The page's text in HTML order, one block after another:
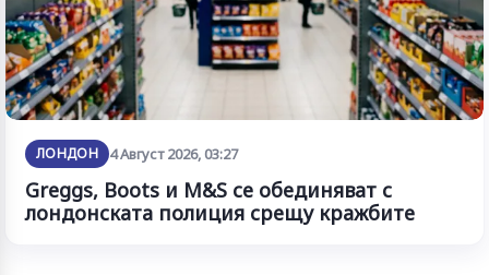
ЛОНДОН 4 Август 2026, 03:27
Greggs, Boots и M&S се обединяват с
лондонската полиция срещу кражбите